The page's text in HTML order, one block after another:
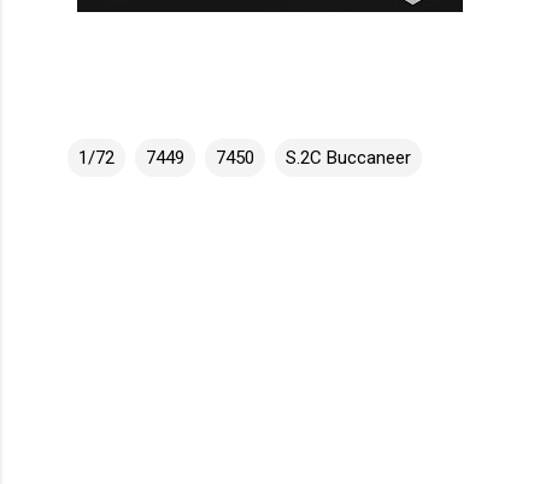
1/72 7449 7450 S.2C Buccaneer